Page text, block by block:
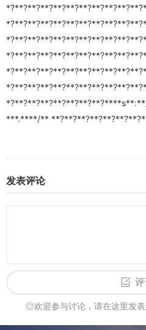
***.****/**
发表评论
◎欢迎参与讨论，请在这里发表